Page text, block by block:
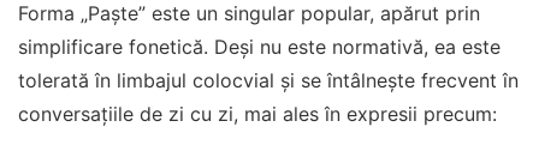
Forma „Paște” este un singular popular, apărut prin
simplificare fonetică. Deși nu este normativă, ea este
tolerată în limbajul colocvial și se întâlnește frecvent în
conversațiile de zi cu zi, mai ales în expresii precum: